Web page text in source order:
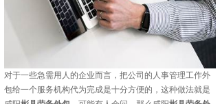
对于一些急需用人的企业而言，把公司的人事管理工作外
包给一个服务机构代为完成是十分方便的，这种做法就是